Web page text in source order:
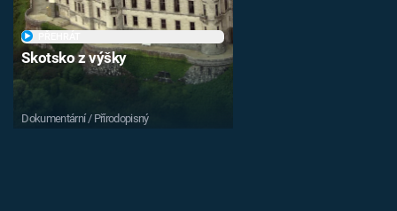
Skotsko z výšky
Dokumentární / Přírodopisný